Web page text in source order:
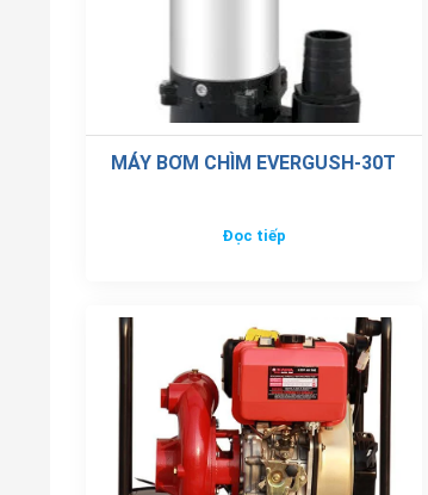
MÁY BƠM CHÌM EVERGUSH-30T
Đọc tiếp